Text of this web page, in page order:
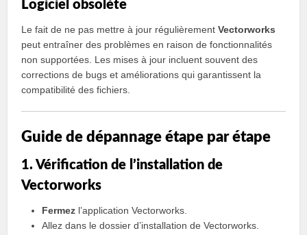
Logiciel obsolète
Le fait de ne pas mettre à jour régulièrementVectorworks
peut entraîner des problèmes en raison de fonctionnalités
non supportées. Les mises à jour incluent souvent des
corrections de bugs et améliorations qui garantissent la
compatibilité des fichiers.
Guide de dépannage étape par étape
1. Vérification de l’installation de
Vectorworks
Fermez l’application Vectorworks.
Allez dans le dossier d’installation de Vectorworks.